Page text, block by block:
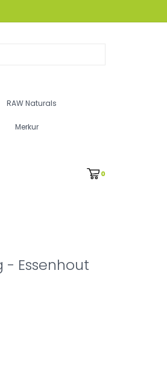
RAW Naturals
Merkur
0
- Essenhout